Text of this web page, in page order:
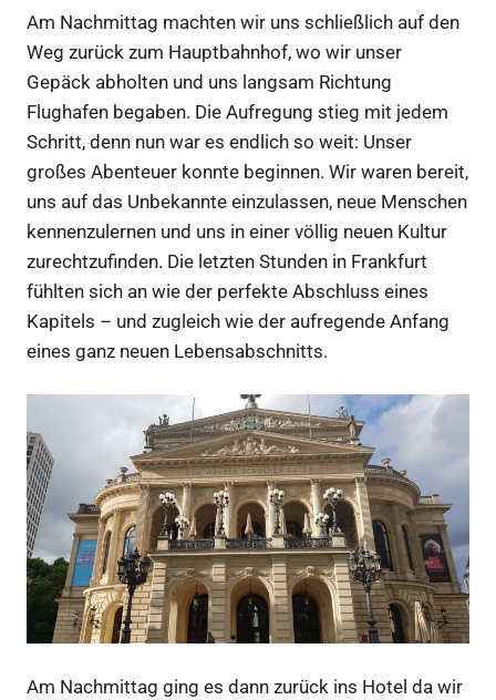
Am Nachmittag machten wir uns schließlich auf den
Weg zurück zum Hauptbahnhof, wo wir unser
Gepäck abholten und uns langsam Richtung
Flughafen begaben. Die Aufregung stieg mit jedem
Schritt, denn nun war es endlich so weit: Unser
großes Abenteuer konnte beginnen. Wir waren bereit,
uns auf das Unbekannte einzulassen, neue Menschen
kennenzulernen und uns in einer völlig neuen Kultur
zurechtzufinden. Die letzten Stunden in Frankfurt
fühlten sich an wie der perfekte Abschluss eines
Kapitels – und zugleich wie der aufregende Anfang
eines ganz neuen Lebensabschnitts.
Am Nachmittag ging es dann zurück ins Hotel da wir